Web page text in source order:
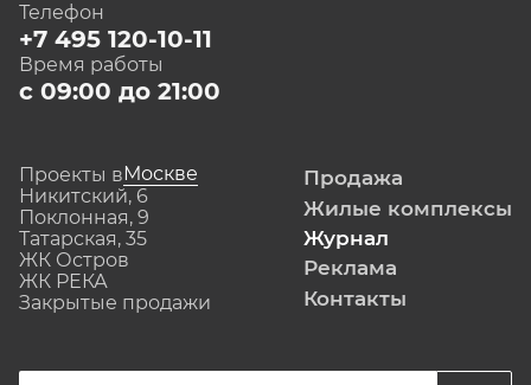
Телефон
+7 495 120-10-11
Время работы
с 09:00 до 21:00
Проекты вМоскве
Никитский, 6
Поклонная, 9
Татарская, 35
ЖК Остров
ЖК РЕКА
Закрытые продажи
Продажа
Жилые комплексы
Журнал
Реклама
Контакты